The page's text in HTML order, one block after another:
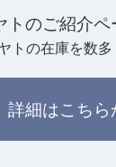
トのご紹介ペ
トの在庫を数
詳細はこちら